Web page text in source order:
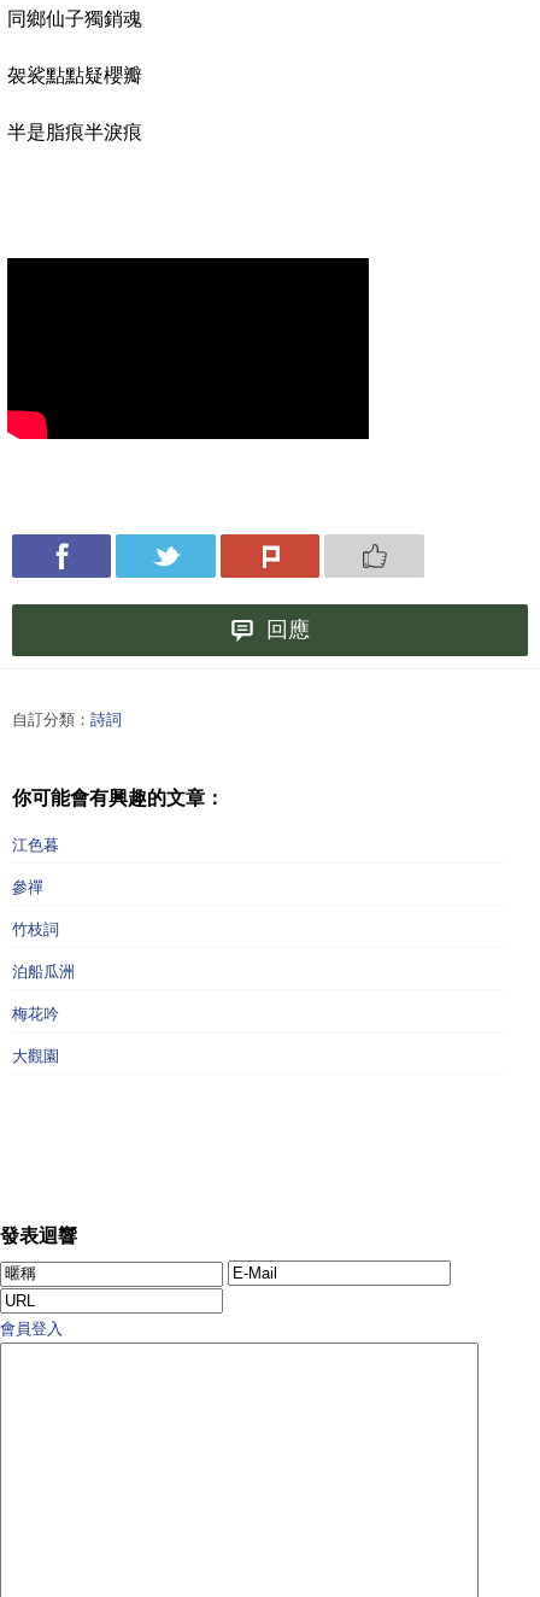
同鄉仙子獨銷魂
袈裟點點疑櫻瓣
半是脂痕半淚痕
回應
自訂分類： 詩詞
你可能會有興趣的文章：
江色暮
參禪
竹枝詞
泊船瓜洲
梅花吟
大觀園
發表迴響
會員登入